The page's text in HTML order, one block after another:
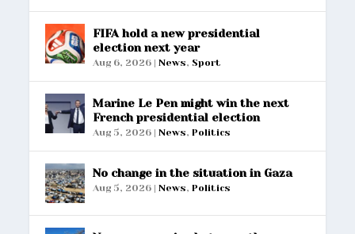
FIFA hold a new presidential
election next year
Aug 6, 2026 |News, Sport
Marine Le Pen might win the next
French presidential election
Aug 5, 2026 |News,Politics
No change in the situation in Gaza
Aug 5, 2026 |News,Politics